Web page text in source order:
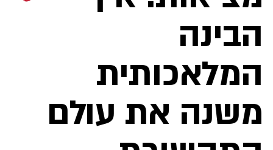
הבינה
המלאכותית
משנה את עולם